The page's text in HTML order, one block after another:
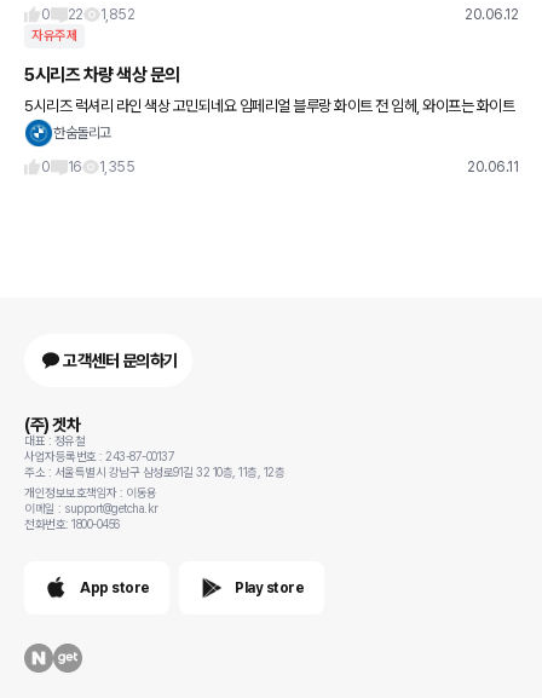
스포트백 가솔린 모
0
22 1,852 20.06.12
자유주제
5시리즈 차량 색상 문의
5시리즈 럭셔리 라인 색상 고민되네요 임페리얼 블루랑 화이트 전 임헤, 와이프는 화이트
가 맘에든다고 하는데 다른분들은 어떤 색상이 좋은지 궁금해요 ㅎㅎ 5시리즈 MSP면 흰
한숨돌리고
0
16 1,355 20.06.11
고객센터 문의하기
(주) 겟차
대표 : 정유철
사업자등록번호 : 243-87-00137
주소 : 서울특별시 강남구 삼성로91길 32 10층, 11층, 12층
개인정보보호책임자 : 이동용
이메일 : support@getcha.kr
전화번호: 1800-0456
App store Play store